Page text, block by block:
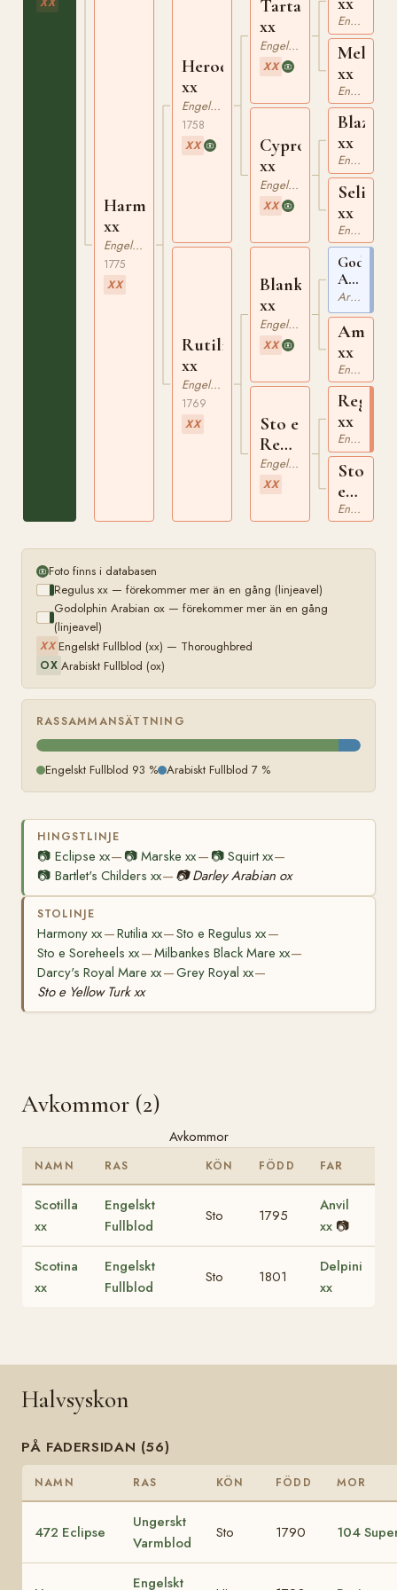
Harmony
xx
Engelskt Fullblod
1775
XX
Herod
xx
Engelskt Fullblod
1758
XX
Rutilia
xx
Engelskt Fullblod
1769
XX
Tartar
xx
Engelskt Fullblod
XX
Cypron
xx
Engelskt Fullblod
XX
Blank
xx
Engelskt Fullblod
XX
Sto e
Regulus
xx
Engelskt Fullblod
XX
Engelskt Fullblod
Meloria
xx
Engelskt Fullblod
Blaze
xx
Engelskt Fullblod
Selima
xx
Engelskt Fullblod
Arabian
oxArabiskt Fullblod
xx
Engelskt Fullblod
xx
Engelskt Fullblod
Sto
e
Engelskt Fullblod
Foto finns i databasen
Regulus xx — förekommer mer än en gång (linjeavel)
Godolphin Arabian ox — förekommer mer än en gång
(linjeavel)
XX Engelskt Fullblod (xx) — Thoroughbred
OX Arabiskt Fullblod (ox)
RASSAMMANSÄTTNING
Engelskt Fullblod 93 % Arabiskt Fullblod 7 %
HINGSTLINJE
📷 Eclipse xx— 📷Marske xx— 📷 Squirt xx—
📷 Bartlet's Childers xx— 📷 Darley Arabian ox
STOLINJE
Harmony xx—Rutilia xx—Sto e Regulus xx—
Sto e Soreheels xx—Milbankes Black Mare xx—
Darcy's Royal Mare xx—Grey Royal xx—
Sto e Yellow Turk xx
Avkommor (2)
Avkommor
NAMN RAS KÖN FÖDD FAR
Scotilla
xx
Engelskt
Fullblod
Sto 1795
Anvil
xx 📷
Scotina
xx
Engelskt
Fullblod
Sto 1801
Delpini
xx
Halvsyskon
PÅ FADERSIDAN (56)
NAMN RAS KÖN FÖDD MOR
472 Eclipse
Ungerskt
Varmblod
Sto 1790 104
Engelskt